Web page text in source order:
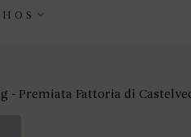
- Premiata Fattoria di